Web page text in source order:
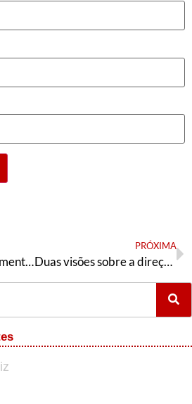
Debate sobre o documentário “Palestina – Fragmentos de Uma História”
PRÓXIMA
Duas visões sobre a direção do Partido dos Trabalhadores